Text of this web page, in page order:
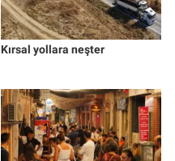
Kırsal yollara neşter